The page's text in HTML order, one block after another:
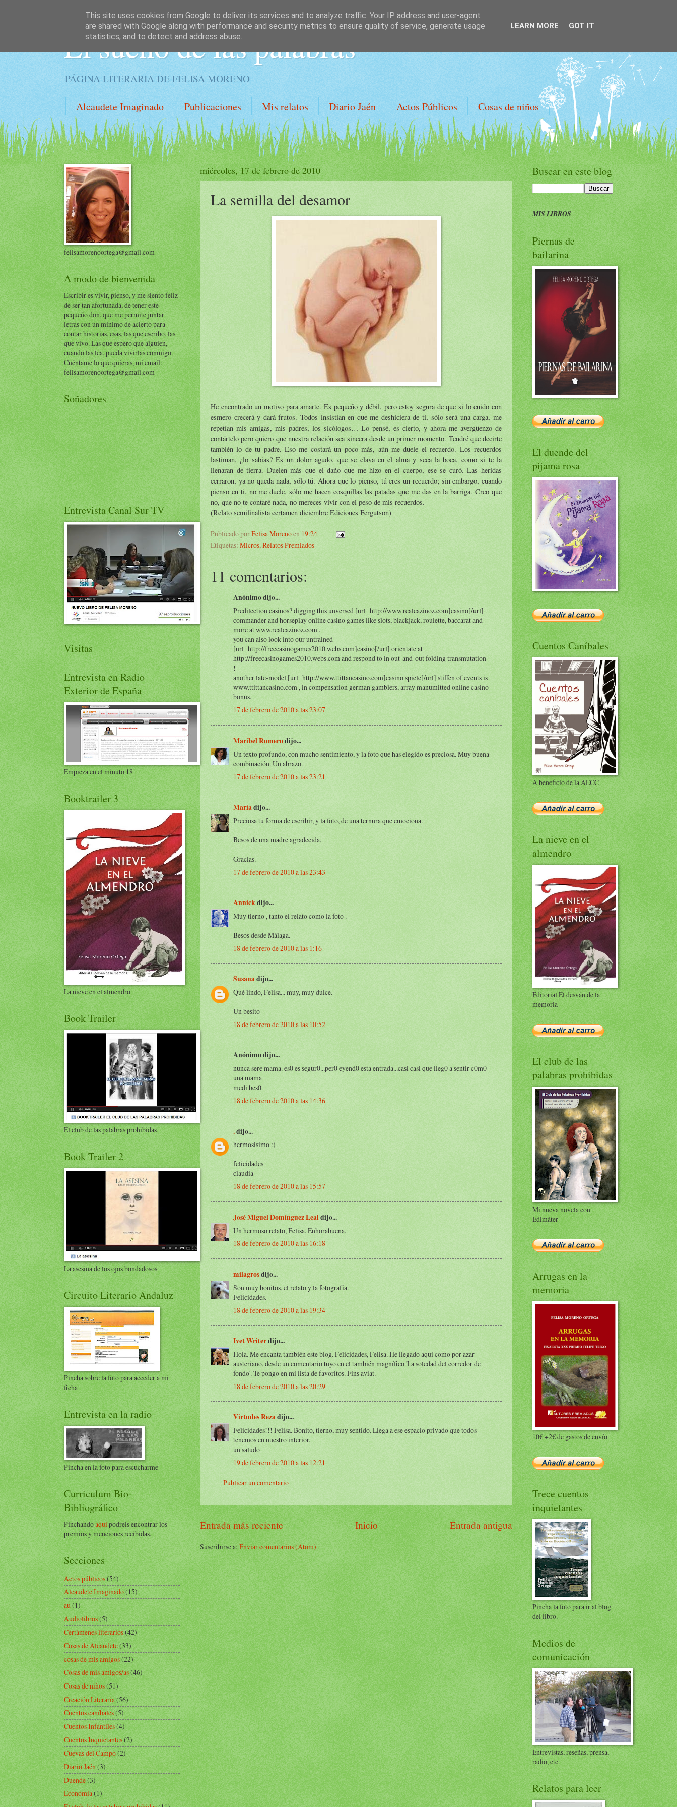
El sueño de las palabras
PÁGINA LITERARIA DE FELISA MORENO
Alcaudete Imaginado Publicaciones Mis relatos Diario Jaén Actos Públicos Cosas de niños
miércoles, 17 de febrero de 2010
La semilla del desamor
He encontrado un motivo para amarte. Es pequeño y débil, pero estoy segura de que si lo cuido con
esmero crecerá y dará frutos. Todos insistían en que me deshiciera de ti, sólo será una carga, me
repetían mis amigas, mis padres, los sicólogos… Lo pensé, es cierto, y ahora me avergüenzo de
contártelo pero quiero que nuestra relación sea sincera desde un primer momento. Tendré que decirte
también lo de tu padre. Eso me costará un poco más, aún me duele el recuerdo. Los recuerdos
lastiman, ¿lo sabías? Es un dolor agudo, que se clava en el alma y seca la boca, como si te la
llenaran de tierra. Duelen más que el daño que me hizo en el cuerpo, ese se curó. Las heridas
cerraron, ya no queda nada, sólo tú. Ahora que lo pienso, tú eres un recuerdo; sin embargo, cuando
pienso en ti, no me duele, sólo me hacen cosquillas las patadas que me das en la barriga. Creo que
no, que no te contaré nada, no mereces vivir con el peso de mis recuerdos.
(Relato semifinalista certamen diciembre Ediciones Fergutson)
Publicado porFelisa Morenoen 19:24
Etiquetas: Micros, Relatos Premiados
11 comentarios:
Anónimo dijo...
Predilection casinos? digging this unversed [url=http://www.realcazinoz.com]casino[/url]
commander and horseplay online casino games like slots, blackjack, roulette, baccarat and
more at www.realcazinoz.com .
you can also look into our untrained
[url=http://freecasinogames2010.webs.com]casino[/url] orientate at
http://freecasinogames2010.webs.com and respond to in out-and-out folding transmutation
!
another late-model [url=http://www.ttittancasino.com]casino spiele[/url] stiffen of events is
www.ttittancasino.com , in compensation german gamblers, array manumitted online casino
bonus.
17 de febrero de 2010 a las 23:07
Maribel Romerodijo...
Un texto profundo, con mucho sentimiento, y la foto que has elegido es preciosa. Muy buena
combinación. Un abrazo.
17 de febrero de 2010 a las 23:21
Maríadijo...
Preciosa tu forma de escribir, y la foto, de una ternura que emociona.
Besos de una madre agradecida.
Gracias.
17 de febrero de 2010 a las 23:43
Annickdijo...
Muy tierno , tanto el relato como la foto .
Besos desde Málaga.
18 de febrero de 2010 a las 1:16
Susanadijo...
Qué lindo, Felisa... muy, muy dulce.
Un besito
18 de febrero de 2010 a las 10:52
Anónimo dijo...
nunca sere mama. es0 es segur0...per0 eyend0 esta entrada...casi casi que lleg0 a sentir c0m0
una mama
medi bes0
18 de febrero de 2010 a las 14:36
.dijo...
hermosisimo :)
felicidades
claudia
18 de febrero de 2010 a las 15:57
José Miguel Domínguez Lealdijo...
Un hermoso relato, Felisa. Enhorabuena.
18 de febrero de 2010 a las 16:18
milagrosdijo...
Son muy bonitos, el relato y la fotografía.
Felicidades.
18 de febrero de 2010 a las 19:34
Ivet Writerdijo...
Hola. Me encanta también este blog. Felicidades, Felisa. He llegado aquí como por azar
austeriano, desde un comentario tuyo en el también magnífico 'La soledad del corredor de
fondo'. Te pongo en mi lista de favoritos. Fins aviat.
18 de febrero de 2010 a las 20:29
Virtudes Rezadijo...
Felicidades!!! Felisa. Bonito, tierno, muy sentido. Llega a ese espacio privado que todos
tenemos en nuestro interior.
un saludo
19 de febrero de 2010 a las 12:21
Publicar un comentario
Entrada más reciente Entrada antigua
Inicio
Suscribirse a:Enviar comentarios (Atom)
felisamorenoortega@gmail.com
A modo de bienvenida
Escribir es vivir, pienso, y me siento feliz
de ser tan afortunada, de tener este
pequeño don, que me permite juntar
letras con un mínimo de acierto para
contar historias, esas, las que escribo, las
que vivo. Las que espero que alguien,
cuando las lea, pueda vivirlas conmigo.
Cuéntame lo que quieras, mi email:
felisamorenoortega@gmail.com
Soñadores
Entrevista Canal Sur TV
Visitas
Entrevista en Radio
Exterior de España
Empieza en el minuto 18
Booktrailer 3
La nieve en el almendro
Book Trailer
El club de las palabras prohibidas
Book Trailer 2
La asesina de los ojos bondadosos
Circuito Literario Andaluz
Pincha sobre la foto para acceder a mi
ficha
Entrevista en la radio
Pincha en la foto para escucharme
Curriculum Bio-
Bibliográfico
Pinchandoaquípodreis encontrar los
premios y menciones recibidas.
Secciones
Actos públicos(54)
Alcaudete Imaginado(15)
au(1)
Audiolibros(5)
Certámenes literarios(42)
Cosas de Alcaudete(33)
cosas de mis amigos(22)
Cosas de mis amigos/as(46)
Cosas de niños(51)
Creación Literaria(56)
Cuentos caníbales(5)
Cuentos Infantiles(4)
Cuentos Inquietantes(2)
Cuevas del Campo(2)
Diario Jaén(3)
Duende(3)
Economía(1)
Buscar en este blog
MIS LIBROS
Piernas de
bailarina
El duende del
pijama rosa
Cuentos Caníbales
A beneficio de la AECC
La nieve en el
almendro
Editorial El desván de la
memoria
El club de las
palabras prohibidas
Mi nueva novela con
Edimáter
Arrugas en la
memoria
10€ +2€ de gastos de envío
Trece cuentos
inquietantes
Pincha la foto para ir al blog
del libro.
Medios de
comunicación
Entrevistas, reseñas, prensa,
radio, etc.
Relatos para leer
This site uses cookies from Google to deliver its services and to analyze traffic. Your IP address and user-agent
are shared with Google along with performance and security metrics to ensure quality of service, generate usage
statistics, and to detect and address abuse.
LEARN MORE GOT IT